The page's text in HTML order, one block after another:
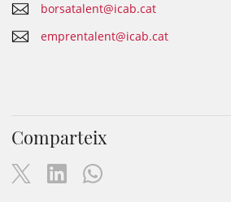
borsatalent@icab.cat
emprentalent@icab.cat
Comparteix